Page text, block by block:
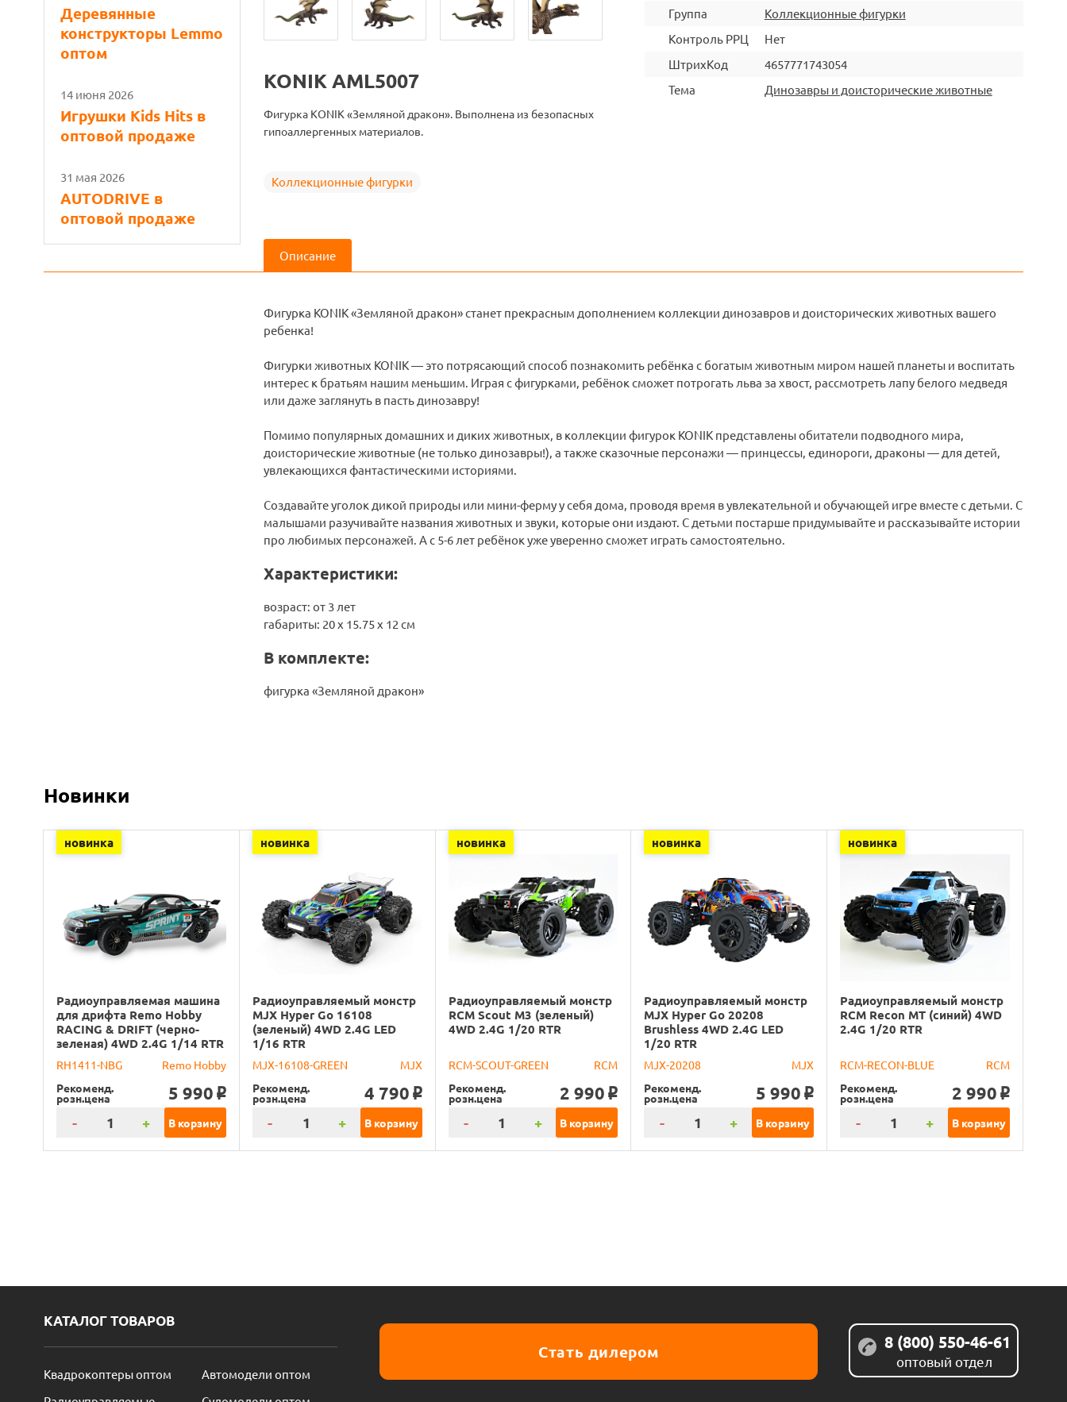
Деревянные
конструкторы Lemmo
оптом
14 июня 2026
Игрушки Kids Hits в
оптовой продаже
31 мая 2026
AUTODRIVE в
оптовой продаже
KONIK AML5007
Фигурка KONIK «Земляной дракон». Выполнена из безопасных
гипоаллергенных материалов.
Коллекционные фигурки
Группа
Коллекционные фигурки
Контроль РРЦ
Нет
ШтрихКод
4657771743054
Тема
Динозавры и доисторические животные
Описание
Фигурка KONIK «Земляной дракон» станет прекрасным дополнением коллекции динозавров и доисторических животных вашего
ребенка!
Фигурки животных KONIK — это потрясающий способ познакомить ребёнка с богатым животным миром нашей планеты и воспитать
интерес к братьям нашим меньшим. Играя с фигурками, ребёнок сможет потрогать льва за хвост, рассмотреть лапу белого медведя
или даже заглянуть в пасть динозавру!
Помимо популярных домашних и диких животных, в коллекции фигурок KONIK представлены обитатели подводного мира,
доисторические животные (не только динозавры!), а также сказочные персонажи — принцессы, единороги, драконы — для детей,
увлекающихся фантастическими историями.
Создавайте уголок дикой природы или мини-ферму у себя дома, проводя время в увлекательной и обучающей игре вместе с детьми. С
малышами разучивайте названия животных и звуки, которые они издают. С детьми постарше придумывайте и рассказывайте истории
про любимых персонажей. А с 5-6 лет ребёнок уже уверенно сможет играть самостоятельно.
Характеристики:
возраст: от 3 лет
габариты: 20 х 15.75 х 12 см
В комплекте:
фигурка «Земляной дракон»
Новинки
новинка
Радиоуправляемая машина
для дрифта Remo Hobby
RACING & DRIFT (черно-
зеленая) 4WD 2.4G 1/14 RTR
RH1411-NBG
Remo Hobby
Рекоменд.
розн.цена 5 990 o
- + В корзину
новинка
Радиоуправляемый монстр
MJX Hyper Go 16108
(зеленый) 4WD 2.4G LED
1/16 RTR
MJX-16108-GREEN
MJX
Рекоменд.
розн.цена 4 790 o
- + В корзину
новинка
Радиоуправляемый монстр
RCM Scout M3 (зеленый)
4WD 2.4G 1/20 RTR
RCM-SCOUT-GREEN
RCM
Рекоменд.
розн.цена 2 990 o
- + В корзину
новинка
Радиоуправляемый монстр
MJX Hyper Go 20208
Brushless 4WD 2.4G LED
1/20 RTR
MJX-20208
MJX
Рекоменд.
розн.цена 5 990 o
- + В корзину
новинка
Радиоуправляемый монстр
RCM Recon MT (синий) 4WD
2.4G 1/20 RTR
RCM-RECON-BLUE
RCM
Рекоменд.
розн.цена 2 990 o
- + В корзину
КАТАЛОГ ТОВАРОВ
Квадрокоптеры оптом
Автомодели оптом
Стать дилером 8 (800) 550-46-61
оптовый отдел